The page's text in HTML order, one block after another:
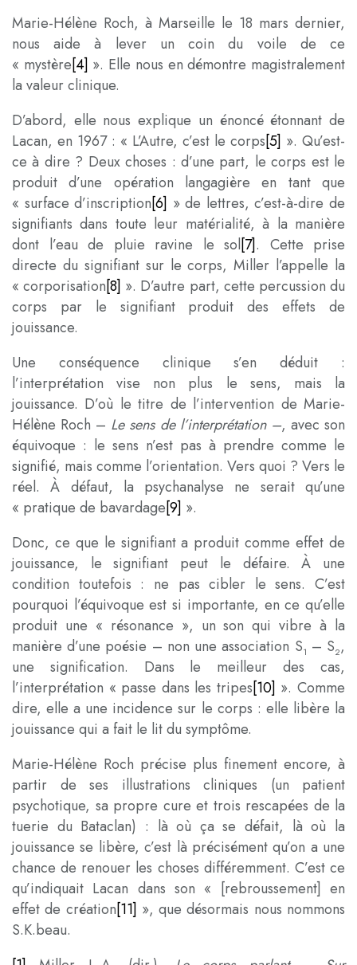
Marie-Hélène Roch, à Marseille le 18 mars dernier,
nous aide à lever un coin du voile de ce
« mystère[4] ». Elle nous en démontre magistralement
la valeur clinique.
D’abord, elle nous explique un énoncé étonnant de
Lacan, en 1967 : « L’Autre, c’est le corps[5] ». Qu’est-
ce à dire ? Deux choses : d’une part, le corps est le
produit d’une opération langagière en tant que
« surface d’inscription[6] » de lettres, c’est-à-dire de
signifiants dans toute leur matérialité, à la manière
dont l’eau de pluie ravine le sol[7]. Cette prise
directe du signifiant sur le corps, Miller l’appelle la
« corporisation[8] ». D’autre part, cette percussion du
corps par le signifiant produit des effets de
jouissance.
Une conséquence clinique s’en déduit :
l’interprétation vise non plus le sens, mais la
jouissance. D’où le titre de l’intervention de Marie-
Hélène Roch – Le sens de l’interprétation –, avec son
équivoque : le sens n’est pas à prendre comme le
signifié, mais comme l’orientation. Vers quoi ? Vers le
réel. À défaut, la psychanalyse ne serait qu’une
« pratique de bavardage[9] ».
Donc, ce que le signifiant a produit comme effet de
jouissance, le signifiant peut le défaire. À une
condition toutefois : ne pas cibler le sens. C’est
pourquoi l’équivoque est si importante, en ce qu’elle
produit une « résonance », un son qui vibre à la
manière d’une poésie – non une association S1 – S2,
une signification. Dans le meilleur des cas,
l’interprétation « passe dans les tripes[10] ». Comme
dire, elle a une incidence sur le corps : elle libère la
jouissance qui a fait le lit du symptôme.
Marie-Hélène Roch précise plus finement encore, à
partir de ses illustrations cliniques (un patient
psychotique, sa propre cure et trois rescapées de la
tuerie du Bataclan) : là où ça se défait, là où la
jouissance se libère, c’est là précisément qu’on a une
chance de renouer les choses différemment. C’est ce
qu’indiquait Lacan dans son « [rebroussement] en
effet de création[11] », que désormais nous nommons
S.K.beau.